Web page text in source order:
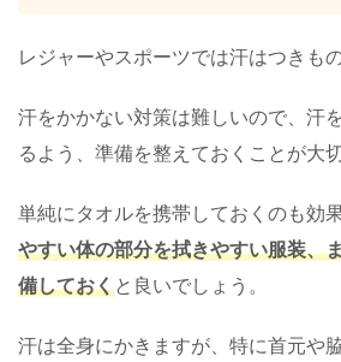
レジャーやスポーツでは汗はつきもの
汗をかかない対策は難しいので、汗
るよう、準備を整えておくことが大
単純にタオルを携帯しておくのも効
やすい体の部分を拭きやすい服装、
備しておくと良いでしょう。
汗は全身にかきますが、特に首元や